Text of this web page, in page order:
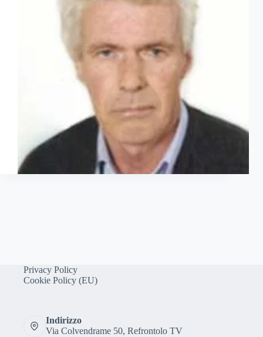
Privacy Policy
Cookie Policy (EU)
Indirizzo
Via Colvendrame 50, Refrontolo TV